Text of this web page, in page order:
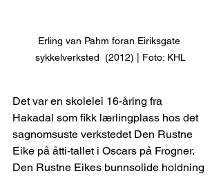
Erling van Pahm foran Eiriksgate
sykkelverksted  (2012) | Foto: KHL
Det var en skolelei 16-åring fra
Hakadal som fikk lærlingplass hos det
sagnomsuste verkstedet Den Rustne
Eike på åtti-tallet i Oscars på Frogner.
Den Rustne Eikes bunnsolide holdning